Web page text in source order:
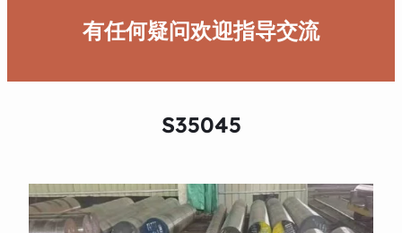
有任何疑问欢迎指导交流
S35045